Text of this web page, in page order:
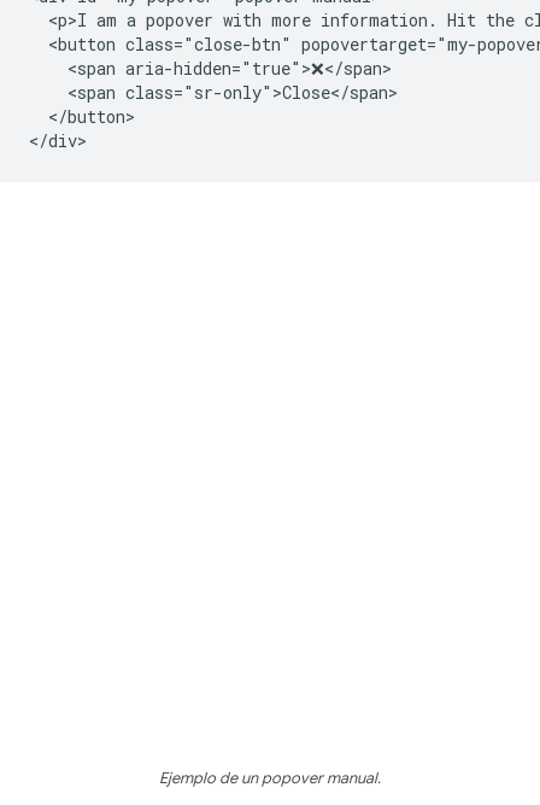
<p>I am a popover with more information. Hit the
<button class="close-btn" popovertarget="my-
    <span aria-hidden="true">❌</span>
    <span class="sr-only">Close</span>
  </button>
Ejemplo de un popover manual.